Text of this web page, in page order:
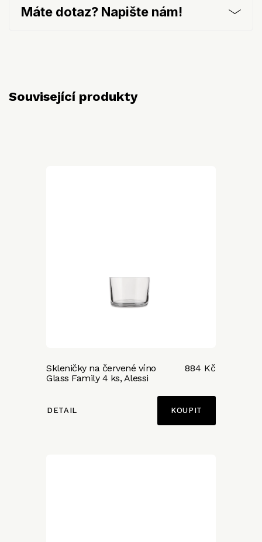
Máte dotaz? Napište nám!
Související produkty
Skleničky na červené víno
Glass Family 4 ks, Alessi
884 Kč
DETAIL